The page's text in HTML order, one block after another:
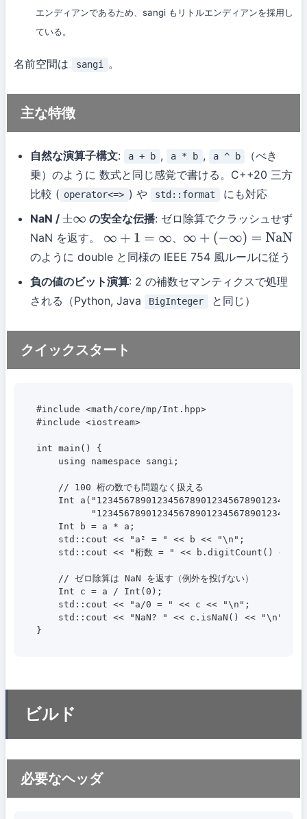
エンディアンであるため、sangi もリトルエンディアンを採用し
ている。
名前空間は sangi 。
主な特徴
自然な演算子構文: a + b , a * b , a ^ b
（べき
乗）のように 数式と同じ感覚で書ける。C++20 三方
比較 ( operator<=> ) や std::format
にも対応
NaN / ±∞ の安全な伝播: ゼロ除算でクラッシュせず
NaN を返す。 ∞+1= ∞ 、 ∞+(− ∞)=NaN
のように double と同様の IEEE 754 風ルールに従う
負の値のビット演算: 2 の補数セマンティクスで処理
される（Python, Java
BigInteger と同じ）
クイックスタート
#include <math/core/mp/Int.hpp>
#include <iostream>
int main() {
    using namespace sangi;
    // 100 桁の数でも問題なく扱える
Int
    Int b = a * a;
    std::cout << "a² = " << b << "\n";
std::cout << "桁数 = " << b.digitCount() <<
    // ゼロ除算は NaN を返す（例外を投げない）
    Int c = a / Int(0);
std::cout << "a/0 = " << c << "\n";
std::cout << "NaN? " << c.isNaN() << "\n";
ビルド
必要なヘッダ